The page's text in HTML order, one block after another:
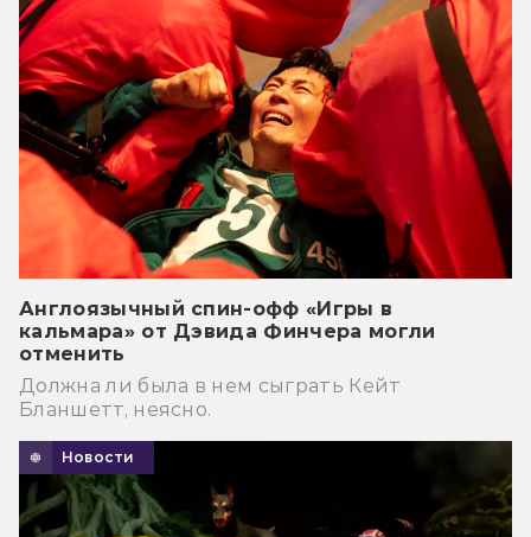
Англоязычный спин-офф «Игры в
кальмара» от Дэвида Финчера могли
отменить
Должна ли была в нем сыграть Кейт
Бланшетт, неясно.
Новости